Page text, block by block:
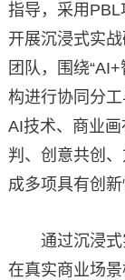
指导，采用PBL
开展沉浸式实
团队，围绕
构进行协同分
AI技术、商业
判、创意共创
成多项具有创新
通过沉浸式
在真实商业场